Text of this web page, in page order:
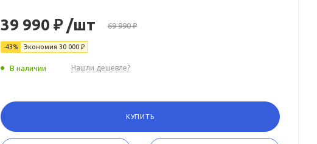
39 990 ₽/шт 69 990 ₽
-43% Экономия 30 000 ₽
В наличии Нашли дешевле?
КУПИТЬ